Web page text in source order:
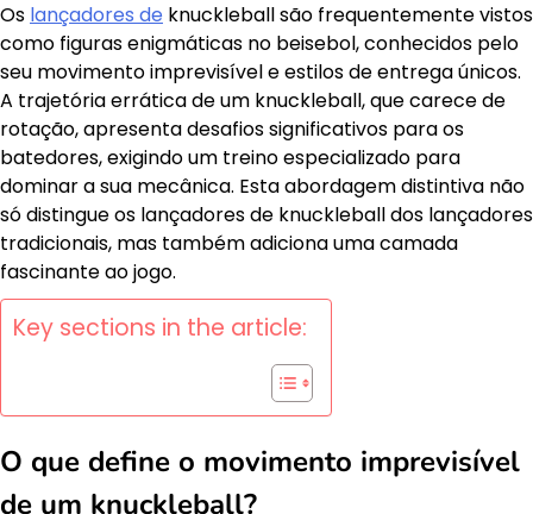
Os lançadores de knuckleball são frequentemente vistos
como figuras enigmáticas no beisebol, conhecidos pelo
seu movimento imprevisível e estilos de entrega únicos.
A trajetória errática de um knuckleball, que carece de
rotação, apresenta desafios significativos para os
batedores, exigindo um treino especializado para
dominar a sua mecânica. Esta abordagem distintiva não
só distingue os lançadores de knuckleball dos lançadores
tradicionais, mas também adiciona uma camada
fascinante ao jogo.
Key sections in the article:
O que define o movimento imprevisível
de um knuckleball?